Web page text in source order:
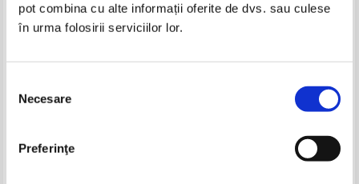
pot combina cu alte informații oferite de dvs. sau culese
în urma folosirii serviciilor lor.
consimțământului
Necesare
Preferinţe
-35%